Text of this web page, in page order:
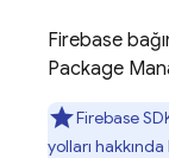
Firebase
Package
Firebase
yolları